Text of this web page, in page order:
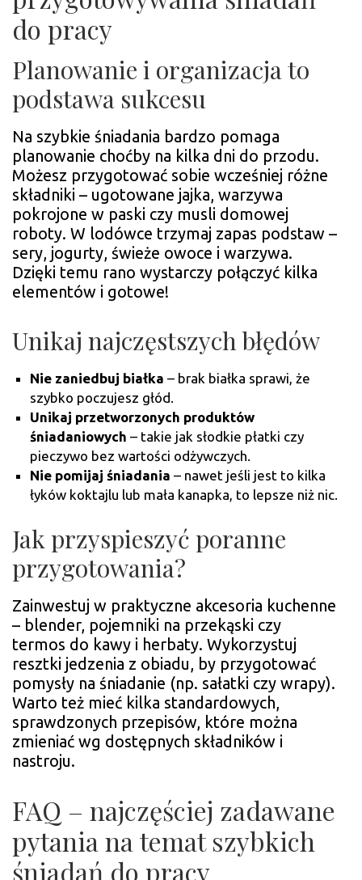
do pracy
Planowanie i organizacja to
podstawa sukcesu
Na szybkie śniadania bardzo pomaga
planowanie choćby na kilka dni do przodu.
Możesz przygotować sobie wcześniej różne
składniki – ugotowane jajka, warzywa
pokrojone w paski czy musli domowej
roboty. W lodówce trzymaj zapas podstaw –
sery, jogurty, świeże owoce i warzywa.
Dzięki temu rano wystarczy połączyć kilka
elementów i gotowe!
Unikaj najczęstszych błędów
Nie zaniedbuj białka – brak białka sprawi, że
szybko poczujesz głód.
Unikaj przetworzonych produktów
śniadaniowych – takie jak słodkie płatki czy
pieczywo bez wartości odżywczych.
Nie pomijaj śniadania – nawet jeśli jest to kilka
łyków koktajlu lub mała kanapka, to lepsze niż nic.
Jak przyspieszyć poranne
przygotowania?
Zainwestuj w praktyczne akcesoria kuchenne
– blender, pojemniki na przekąski czy
termos do kawy i herbaty. Wykorzystuj
resztki jedzenia z obiadu, by przygotować
pomysły na śniadanie (np. sałatki czy wrapy).
Warto też mieć kilka standardowych,
sprawdzonych przepisów, które można
zmieniać wg dostępnych składników i
nastroju.
FAQ – najczęściej zadawane
pytania na temat szybkich
śniadań do pracy